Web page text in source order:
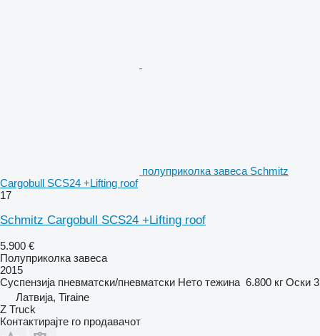
полуприколка завеса Schmitz
Cargobull SCS24 +Lifting roof
17
Schmitz Cargobull SCS24 +Lifting roof
5.900 €
Полуприколка завеса
2015
Суспензија пневматски/пневматски Нето тежина 6.800 кг Оски 3
Латвија, Tiraine
Z Truck
Контактирајте го продавачот